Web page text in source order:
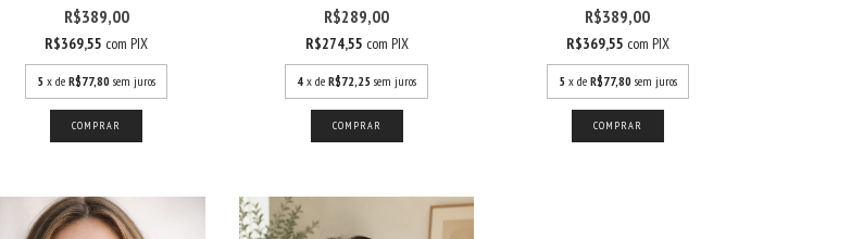
R$389,00
R$369,55 com PIX
5 x deR$77,80 sem juros
R$289,00
R$274,55 com PIX
4 x deR$72,25 sem juros
R$389,00
R$369,55 com PIX
5 x de R$77,80 sem juros